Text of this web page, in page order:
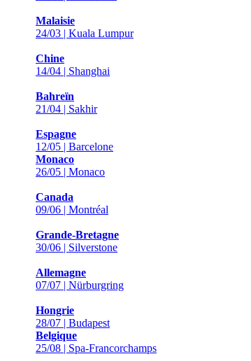
Malaisie
24/03 | Kuala Lumpur
Chine
14/04 | Shanghai
Bahreïn
21/04 | Sakhir
Espagne
12/05 | Barcelone
Monaco
26/05 | Monaco
Canada
09/06 | Montréal
Grande-Bretagne
30/06 | Silverstone
Allemagne
07/07 | Nürburgring
Hongrie
28/07 | Budapest
Belgique
25/08 | Spa-Francorchamps